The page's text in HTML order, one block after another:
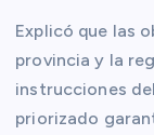
Explicó que las
provincia y la
instrucciones
priorizado